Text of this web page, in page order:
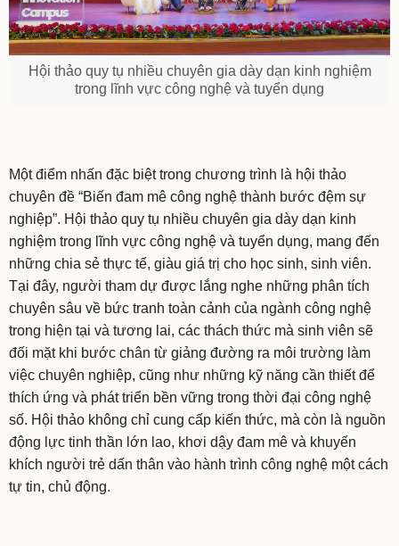
Hội thảo quy tụ nhiều chuyên gia dày dạn kinh nghiệm
trong lĩnh vực công nghệ và tuyển dụng
Một điểm nhấn đặc biệt trong chương trình là hội thảo
chuyên đề “Biến đam mê công nghệ thành bước đệm sự
nghiệp”. Hội thảo quy tụ nhiều chuyên gia dày dạn kinh
nghiệm trong lĩnh vực công nghệ và tuyển dụng, mang đến
những chia sẻ thực tế, giàu giá trị cho học sinh, sinh viên.
Tại đây, người tham dự được lắng nghe những phân tích
chuyên sâu về bức tranh toàn cảnh của ngành công nghệ
trong hiện tại và tương lai, các thách thức mà sinh viên sẽ
đối mặt khi bước chân từ giảng đường ra môi trường làm
việc chuyên nghiệp, cũng như những kỹ năng cần thiết để
thích ứng và phát triển bền vững trong thời đại công nghệ
số. Hội thảo không chỉ cung cấp kiến thức, mà còn là nguồn
động lực tinh thần lớn lao, khơi dậy đam mê và khuyến
khích người trẻ dấn thân vào hành trình công nghệ một cách
tự tin, chủ động.